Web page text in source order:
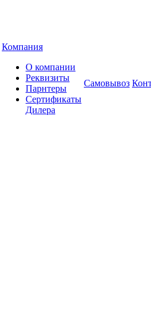
Компания
О компании
Реквизиты
Парнтеры
Сертификаты
Дилера
Самовывоз